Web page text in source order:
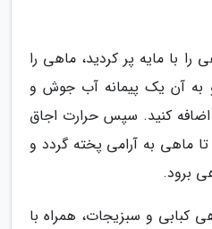
را با مایه پر کردید، ماهی را
به آن یک پیمانه آب جوش و
کنید. سپس حرارت اجاق
تا ماهی به آرامی پخته گردد و
برود.
کبابی و سبزیجات، همراه با